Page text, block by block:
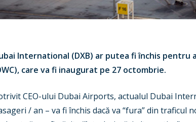
International (DXB) ar putea fi închis
care va fi inaugurat pe 27 octombrie.
CEO-ului Dubai Airports, actualul Dubai
/ an – va fi închis dacă va “fura” din traficul